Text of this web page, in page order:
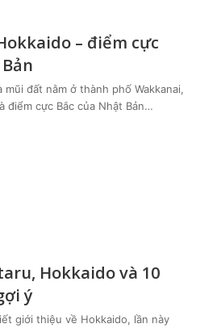
– điểm cực
mũi đất nằm ở thành phố Wakkanai,
điểm cực Bắc của Nhật Bản…
Hokkaido và 10
ý
giới thiệu về Hokkaido, lần này